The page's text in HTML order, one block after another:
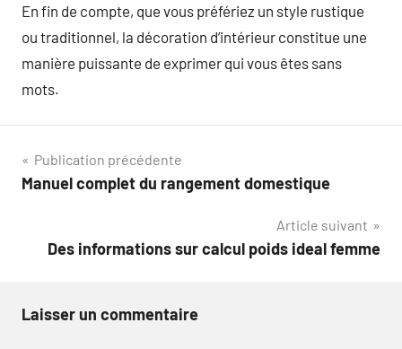
En fin de compte, que vous préfériez un style rustique
ou traditionnel, la décoration d’intérieur constitue une
manière puissante de exprimer qui vous êtes sans
mots.
Navigation
de
Publication précédente
Manuel complet du rangement domestique
Article suivant
Des informations sur calcul poids ideal femme
Laisser un commentaire